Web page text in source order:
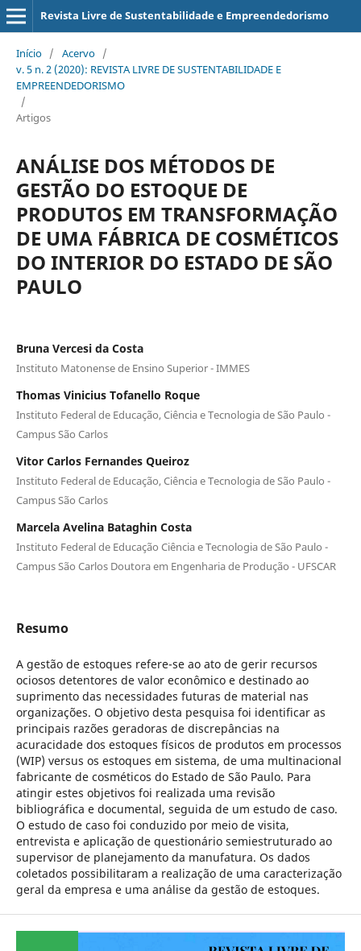
Revista Livre de Sustentabilidade e Empreendedorismo
Início / Acervo /
v. 5 n. 2 (2020): REVISTA LIVRE DE SUSTENTABILIDADE E
EMPREENDEDORISMO
/
Artigos
ANÁLISE DOS MÉTODOS DE
GESTÃO DO ESTOQUE DE
PRODUTOS EM TRANSFORMAÇÃO
DE UMA FÁBRICA DE COSMÉTICOS
DO INTERIOR DO ESTADO DE SÃO
PAULO
Bruna Vercesi da Costa
Instituto Matonense de Ensino Superior - IMMES
Thomas Vinicius Tofanello Roque
Instituto Federal de Educação, Ciência e Tecnologia de São Paulo -
Campus São Carlos
Vitor Carlos Fernandes Queiroz
Instituto Federal de Educação, Ciência e Tecnologia de São Paulo -
Campus São Carlos
Marcela Avelina Bataghin Costa
Instituto Federal de Educação Ciência e Tecnologia de São Paulo -
Campus São Carlos Doutora em Engenharia de Produção - UFSCAR
Resumo
A gestão de estoques refere-se ao ato de gerir recursos
ociosos detentores de valor econômico e destinado ao
suprimento das necessidades futuras de material nas
organizações. O objetivo desta pesquisa foi identificar as
principais razões geradoras de discrepâncias na
acuracidade dos estoques físicos de produtos em processos
(WIP) versus os estoques em sistema, de uma multinacional
fabricante de cosméticos do Estado de São Paulo. Para
atingir estes objetivos foi realizada uma revisão
bibliográfica e documental, seguida de um estudo de caso.
O estudo de caso foi conduzido por meio de visita,
entrevista e aplicação de questionário semiestruturado ao
supervisor de planejamento da manufatura. Os dados
coletados possibilitaram a realização de uma caracterização
geral da empresa e uma análise da gestão de estoques.